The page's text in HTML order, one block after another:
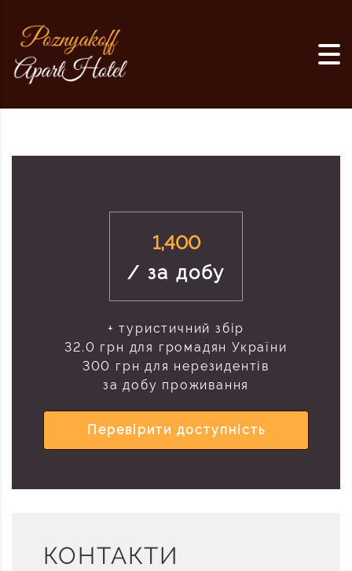
1,400
/ за добу
+ туристичний збір
32.0 грн для громадян України
300 грн для нерезидентів
за добу проживання
Перевірити доступність
КОНТАКТИ